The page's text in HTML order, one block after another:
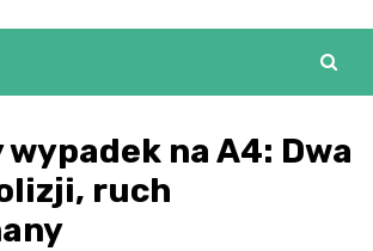
wypadek na A4: Dwa
ruch